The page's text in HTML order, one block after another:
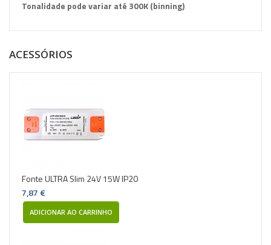
Tonalidade pode variar até 300K (binning)
ACESSÓRIOS
Fonte ULTRA Slim 24V 15W IP20
7,87 €
ADICIONAR AO CARRINHO